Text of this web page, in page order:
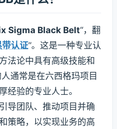
Sigma Black Belt“，翻
带认证“。这是一种专业认
法论中具有高级技能和
通常是在六西格玛项目
经验的专业人士。
导团队、推动项目并确
策略，以实现业务的高